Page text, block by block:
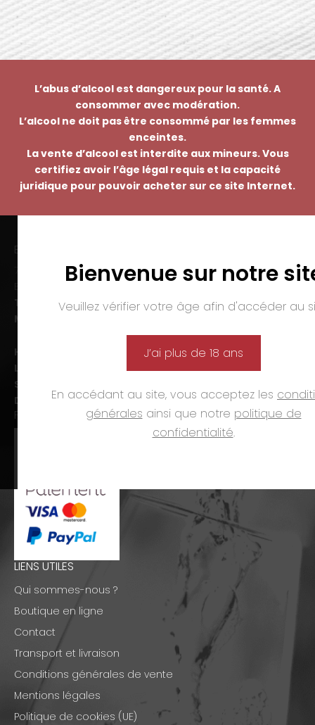
L’abus d’alcool est dangereux pour la santé. A
consommer avec modération.
L’alcool ne doit pas être consommé par les femmes
enceintes.
La vente d’alcool est interdite aux mineurs. Vous
certifiez avoir l’âge légal requis et la capacité
juridique pour pouvoir acheter sur ce site Internet.
Bienvenue sur notre
Veuillez vérifier votre âge afin d'accéder au
J’ai plus de 18 ans
En accédant au site, vous acceptez les
générales ainsi que notre politique de
confidentialité.
EMMANUEL NASTI
7 avenue Pierre Pflimlin – ZAC Espale
Tél. :
03 89 46 50 35
Mail :
Horaires d’ouverture :
Lun-ven. :
09h00-12h00 et 14h00-19h00
Sam. :
Dim. et jours fériés :fermé
PAIEMENTS
LIENS UTILES
Qui sommes-nous ?
Boutique en ligne
Contact
Transport et livraison
Conditions générales de vente
Mentions légales
Politique de cookies (UE)